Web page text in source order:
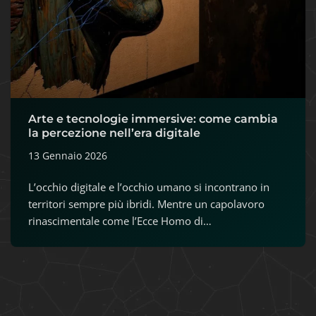
Arte e tecnologie immersive: come cambia
la percezione nell’era digitale
13 Gennaio 2026
L’occhio digitale e l’occhio umano si incontrano in
territori sempre più ibridi. Mentre un capolavoro
rinascimentale come l’Ecce Homo di…